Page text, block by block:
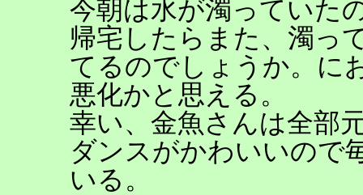
今朝は水が濁っていた
帰宅したらまた、濁っ
てるのでしょうか。に
悪化かと思える。
幸い、金魚さんは全部
ダンスがかわいいので
いる。